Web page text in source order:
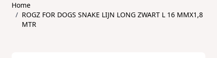
Home
/ ROGZ FOR DOGS SNAKE LIJN LONG ZWART L 16 MMX1,8
MTR